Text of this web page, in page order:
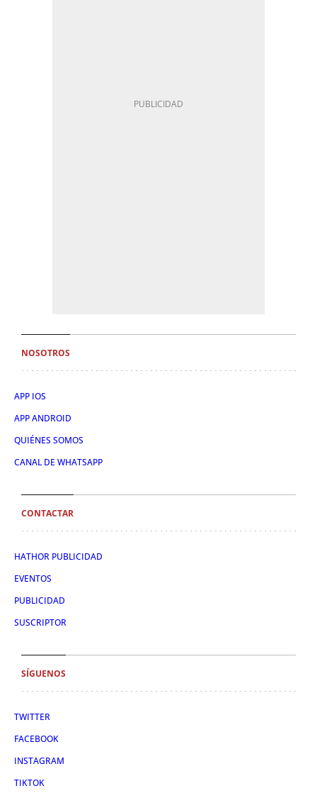
NOSOTROS
APP IOS
APP ANDROID
QUIÉNES SOMOS
CANAL DE WHATSAPP
CONTACTAR
HATHOR PUBLICIDAD
EVENTOS
PUBLICIDAD
SUSCRIPTOR
SÍGUENOS
TWITTER
FACEBOOK
INSTAGRAM
TIKTOK